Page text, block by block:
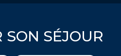
SON SÉJOUR